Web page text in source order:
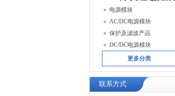
电源模块
AC/DC电源模块
保护及滤波产品
DC/DC电源模块
更多分类
联系方式